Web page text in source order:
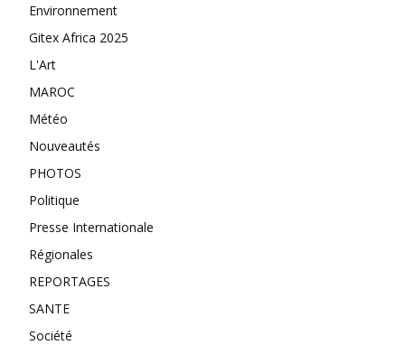
Environnement
Gitex Africa 2025
L'Art
MAROC
Météo
Nouveautés
PHOTOS
Politique
Presse Internationale
Régionales
REPORTAGES
SANTE
Société